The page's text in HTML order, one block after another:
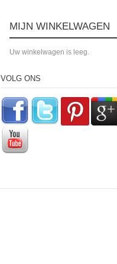
MIJN WINKELWAGEN
Uw winkelwagen is leeg.
VOLG ONS